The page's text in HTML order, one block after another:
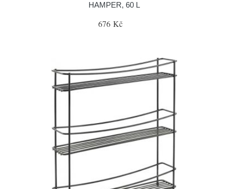
HAMPER, 60 L
676 Kč